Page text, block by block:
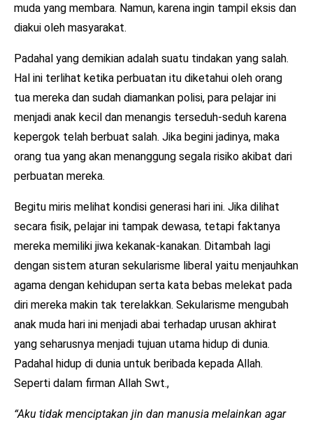
muda yang membara. Namun, karena ingin tampil eksis dan
diakui oleh masyarakat.
Padahal yang demikian adalah suatu tindakan yang salah.
Hal ini terlihat ketika perbuatan itu diketahui oleh orang
tua mereka dan sudah diamankan polisi, para pelajar ini
menjadi anak kecil dan menangis terseduh-seduh karena
kepergok telah berbuat salah. Jika begini jadinya, maka
orang tua yang akan menanggung segala risiko akibat dari
perbuatan mereka.
Begitu miris melihat kondisi generasi hari ini. Jika dilihat
secara fisik, pelajar ini tampak dewasa, tetapi faktanya
mereka memiliki jiwa kekanak-kanakan. Ditambah lagi
dengan sistem aturan sekularisme liberal yaitu menjauhkan
agama dengan kehidupan serta kata bebas melekat pada
diri mereka makin tak terelakkan. Sekularisme mengubah
anak muda hari ini menjadi abai terhadap urusan akhirat
yang seharusnya menjadi tujuan utama hidup di dunia.
Padahal hidup di dunia untuk beribada kepada Allah.
Seperti dalam firman Allah Swt.,
“Aku tidak menciptakan jin dan manusia melainkan agar